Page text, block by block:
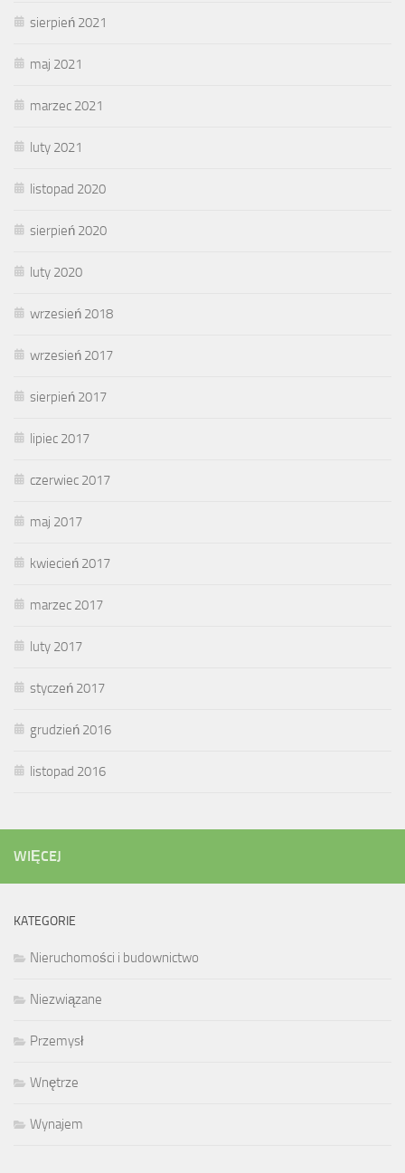
sierpień 2021
maj 2021
marzec 2021
luty 2021
listopad 2020
sierpień 2020
luty 2020
wrzesień 2018
wrzesień 2017
sierpień 2017
lipiec 2017
czerwiec 2017
maj 2017
kwiecień 2017
marzec 2017
luty 2017
styczeń 2017
grudzień 2016
listopad 2016
WIĘCEJ
KATEGORIE
Nieruchomości i budownictwo
Niezwiązane
Przemysł
Wnętrze
Wynajem